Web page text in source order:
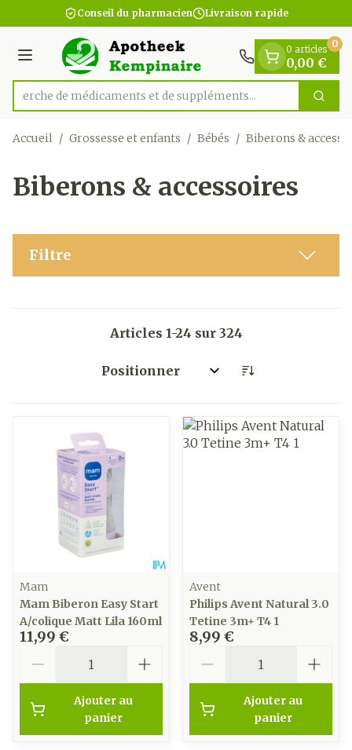
Aller au contenu
1 de 1
Conseil du pharmacien Livraison rapide
Menu
Rechercher
Recherche de médicaments et
0 articles
0,00 €
0
Accueil / Grossesse et enfants / Bébés / Biberons &
Biberons & accessoires
Filtre
Articles 1-24 sur 324
Trier par:
Mam
Mam Biberon Easy Start
A/colique Matt Lila 160ml
11,99 €
Ajouter au
panier
Avent
Philips Avent Natural 3.0
Tetine 3m+ T4 1
8,99 €
Ajouter au
panier